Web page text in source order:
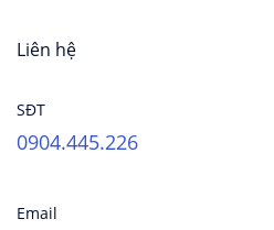
Liên hệ
SĐT
0904.445.226
Email